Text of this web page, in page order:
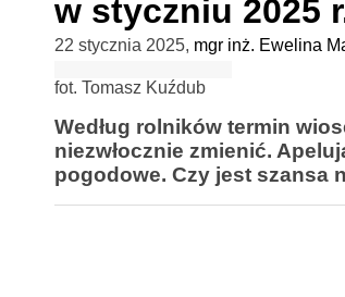
w styczniu 2025
22 stycznia 2025, mgr inż. Ewelina
fot. Tomasz Kuźdub
Według rolników termin
niezwłocznie zmienić.
pogodowe. Czy jest szansa